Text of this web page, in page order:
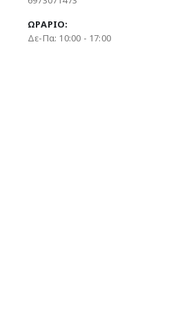
ΩΡΆΡΙΟ:
Δε-Πα: 10:00 - 17:00